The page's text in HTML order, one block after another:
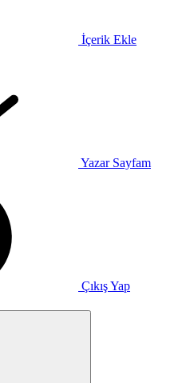
İçerik Ekle
Yazar Sayfam
Çıkış Yap